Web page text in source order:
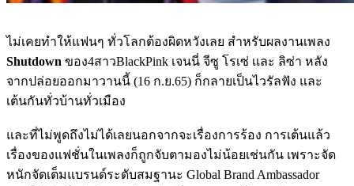
ไม่เคยทำให้แฟนๆ ทั่วโลกต้องผิดหวังเลย สำหรับผลงานเพลง
Shutdown ของ4สาวBlackPink เจนนี่ จีซู โรเซ่ เเละ ลิซ่า หลัง
จากปล่อยออกมาวานนี้ (16 ก.ย.65) ก็กลายเป็นไวรัลฟัง และ
เต้นกันทั่วบ้านทั่วเมือง
และที่ไม่พูดถึงไม่ได้เลยนอกจากจะเรื่องการร้อง การเต้นแล้ว
เรื่องของแฟชั่นในเพลงก็ถูกจับตามองไม่น้อยเช่นกัน เพราะจัด
หนักจัดเต็มแบรนด์ระดับสมฐานะ Global Brand Ambassador